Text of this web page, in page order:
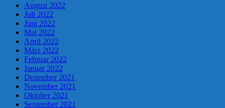
August 2022
Juli 2022
Juni 2022
Mai 2022
April 2022
März 2022
Februar 2022
Januar 2022
Dezember 2021
November 2021
Oktober 2021
September 2021